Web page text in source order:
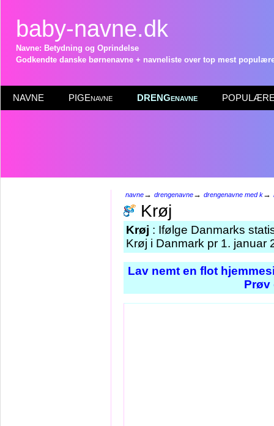
baby-navne.dk
Navne: Betydning og Oprindelse
Godkendte danske børnenavne + navneliste over top mest
NAVNE PIGEnavne DRENGenavne POPULÆRE
navne→ drengenavne→ drengenavne med k→
Krøj
Krøj : Ifølge Danmarks
Krøj i Danmark pr 1. januar
Lav nemt en flot
Prøv